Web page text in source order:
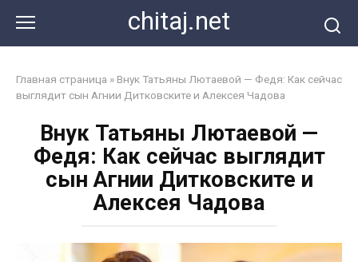
контенту
chitaj.net
Главная страница » Внук Татьяны Лютаевой — Федя: Как сейчас
выглядит сын Агнии Дитковските и Алексея Чадова
Внук Татьяны Лютаевой —
Федя: Как сейчас выглядит
сын Агнии Дитковските и
Алексея Чадова